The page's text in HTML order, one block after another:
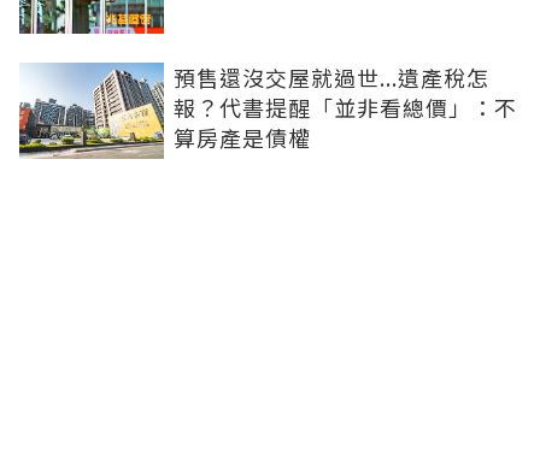
預售還沒交屋就過世...遺產稅怎
報？代書提醒「並非看總價」：不
算房產是債權